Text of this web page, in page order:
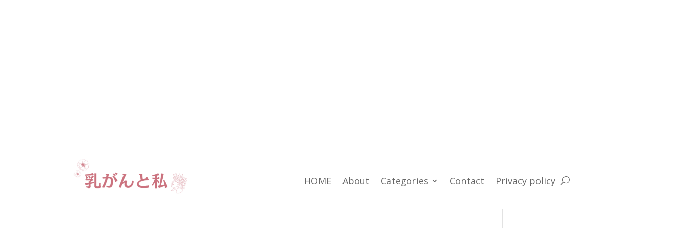
HOME About Categories Contact Privacy policy